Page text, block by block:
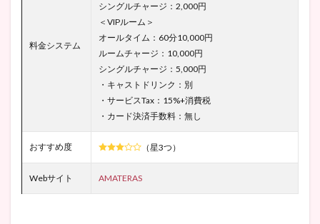
料金システム
シングルチャージ：2,000円
＜VIPルーム＞
オールタイム：60分10,000円
ルームチャージ：10,000円
シングルチャージ：5,000円
・キャストドリンク：別
・サービスTax：15%+消費税
・カード決済手数料：無し
おすすめ度 （星3つ）
Webサイト AMATERAS